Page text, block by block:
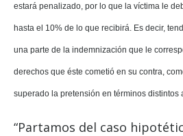
estará penalizado, por lo que la víctima le
hasta el 10% de lo que recibirá. Es decir,
una parte de la indemnización que le
derechos que éste cometió en su contra,
superado la pretensión en términos distintos
“Partamos del caso